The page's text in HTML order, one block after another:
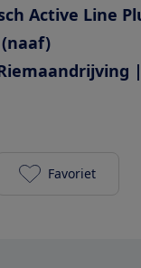
Active Line
Dutch ID
Favoriet